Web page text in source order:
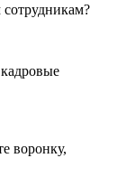
воронку,